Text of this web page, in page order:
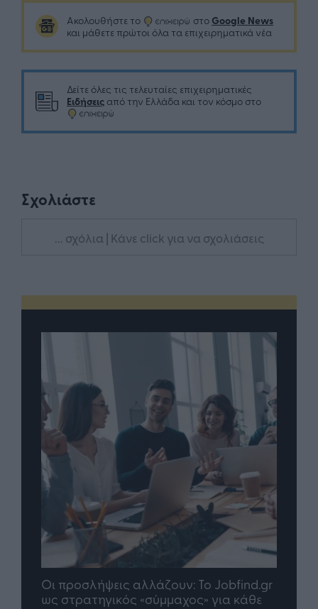
Ακολουθήστε το στο Google News
και μάθετε πρώτοι όλα τα επιχειρηματικά νέα
Δείτε όλες τις τελευταίες επιχειρηματικές
Ειδήσεις από την Ελλάδα και τον κόσμο στο
Σχολιάστε
... σχόλια | Κάνε click για να σχολιάσεις
Jobfind.gr
κάθε
TP Greece: Πώς διαμορφώνεται το
μέλλον του Insurance στην εποχή του AI